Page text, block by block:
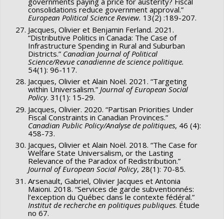
consolidations reduce government approval.”
European Political Science Review. 13(2) :189-207.
Jacques, Olivier et Benjamin Ferland. 2021.
“Distributive Politics in Canada: The Case of
Infrastructure Spending in Rural and Suburban
Districts.” Canadian Journal of Political
Science/Revue canadienne de science politique.
54(1): 96-117.
Jacques, Olivier et Alain Noël. 2021. “Targeting
within Universalism.” Journal of European Social
Policy. 31(1): 15-29.
Jacques, Olivier. 2020. “Partisan Priorities Under
Fiscal Constraints in Canadian Provinces.”
Canadian Public Policy/Analyse de politiques, 46 (4):
458-73.
Jacques, Olivier et Alain Noël. 2018. “The Case for
Welfare State Universalism, or the Lasting
Relevance of the Paradox of Redistribution.”
Journal of European Social Policy, 28(1): 70-85.
Arsenault, Gabriel, Olivier Jacques et Antonia
Maioni. 2018. “Services de garde subventionnés:
l’exception du Québec dans le contexte fédéral.”
Institut de recherche en politiques publiques. Étude
no 67.